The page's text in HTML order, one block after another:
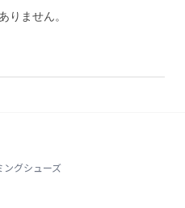
りません。
よく言うと、自分を鍛えて
ングシューズ